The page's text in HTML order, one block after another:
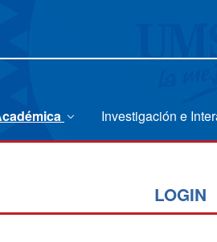
Investigación e
LOGIN